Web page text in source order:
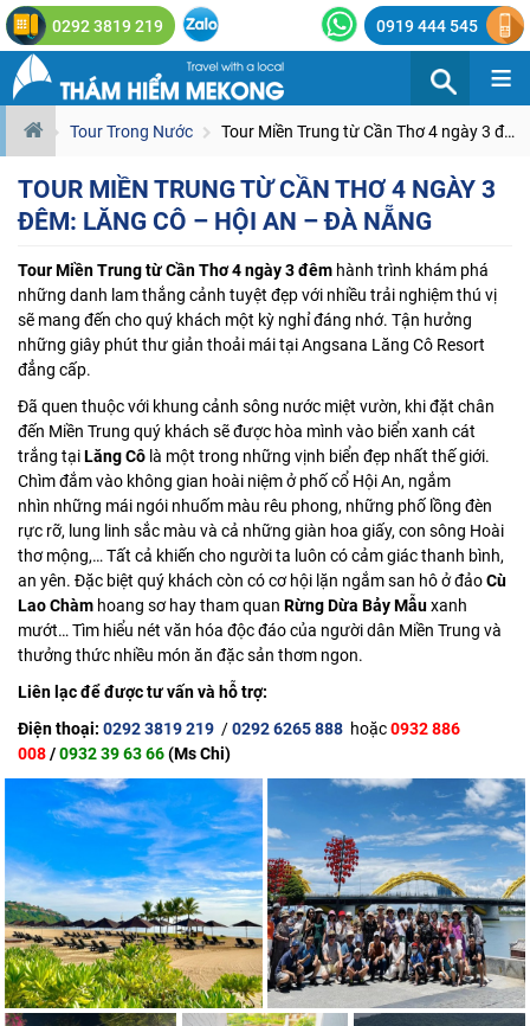
0292 3819 219 0919 444 545
≡
Tour Trong Nước Tour Miền Trung từ Cần Thơ 4 ngày 3 đêm: Lăng Cô – Hội An – Đà Nẵng
TOUR MIỀN TRUNG TỪ CẦN THƠ 4 NGÀY 3
ĐÊM: LĂNG CÔ – HỘI AN – ĐÀ NẴNG
Tour Miền Trung từ Cần Thơ 4 ngày 3 đêm hành trình khám phá
những danh lam thắng cảnh tuyệt đẹp với nhiều trải nghiệm thú vị
sẽ mang đến cho quý khách một kỳ nghỉ đáng nhớ. Tận hưởng
những giây phút thư giản thoải mái tại Angsana Lăng Cô Resort
đẳng cấp.
Đã quen thuộc với khung cảnh sông nước miệt vườn, khi đặt chân
đến Miền Trung quý khách sẽ được hòa mình vào biển xanh cát
trắng tạiLăng Cô là một trong những vịnh biển đẹp nhất thế giới.
Chìm đắm vào không gian hoài niệm ở phố cổ Hội An, ngắm
nhìn những mái ngói nhuốm màu rêu phong, những phố lồng đèn
rực rỡ, lung linh sắc màu và cả những giàn hoa giấy, con sông Hoài
thơ mộng,… Tất cả khiến cho người ta luôn có cảm giác thanh bình,
an yên. Đặc biệt quý khách còn có cơ hội lặn ngắm san hô ở đảoCù
Lao Chàm hoang sơ hay tham quan Rừng Dừa Bảy Mẫuxanh
mướt… Tìm hiểu nét văn hóa độc đáo của người dân Miền Trung và
thưởng thức nhiều món ăn đặc sản thơm ngon.
Liên lạc để được tư vấn và hỗ trợ:
Điện thoại: 0292 3819 219 /0292 6265 888 hoặc0932 886
008/0932 39 63 66(Ms Chi)